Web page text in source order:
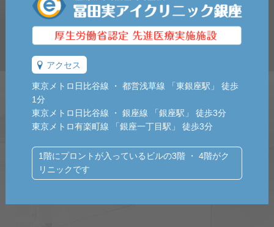
アクセス
東京メトロ日比谷線 ・ 都営浅草線 「東銀座駅」 徒歩
1分
東京メトロ日比谷線 ・ 銀座線 「銀座駅」 徒歩3分
東京メトロ有楽町線 「銀座一丁目駅」 徒歩3分
1階にプロントが入っているビルの3階 ・ 4階がク
リニックです